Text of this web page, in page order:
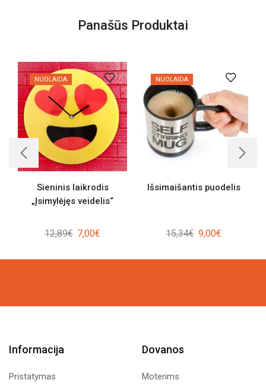
Panašūs Produktai
NUOLAIDA
Sieninis laikrodis
„Įsimylėjęs veidelis“
12,89€ Original
was:
7,00€
is:
NUOLAIDA
Išsimaišantis puodelis
15,34€ Original
was:
9,00€
is:
Informacija
Pristatymas
Dovanos
Moterims